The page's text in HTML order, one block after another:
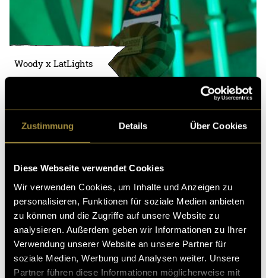
Zustimmung Details Über Cookies
Diese Webseite verwendet Cookies
Wir verwenden Cookies, um Inhalte und Anzeigen zu
personalisieren, Funktionen für soziale Medien anbieten
zu können und die Zugriffe auf unsere Website zu
analysieren. Außerdem geben wir Informationen zu Ihrer
Verwendung unserer Website an unsere Partner für
soziale Medien, Werbung und Analysen weiter. Unsere
Partner führen diese Informationen möglicherweise mit
Woody x LatLights